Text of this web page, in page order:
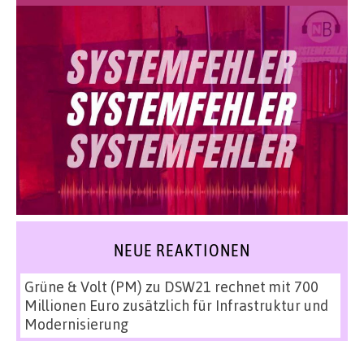
NEUE REAKTIONEN
Grüne & Volt (PM) zu DSW21 rechnet mit 700
Millionen Euro zusätzlich für Infrastruktur und
Modernisierung